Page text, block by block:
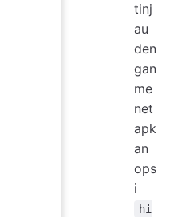
tinj
au
den
gan
me
net
apk
an
ops
i
hi